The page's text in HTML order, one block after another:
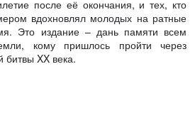
после её окончания, и тех, кто
вдохновлял молодых на ратные
Это издание – дань памяти всем
кому пришлось пройти через
битвы XX века.